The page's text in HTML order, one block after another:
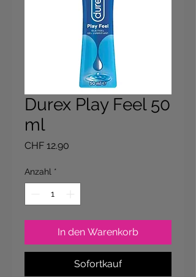
Durex Play Feel 50
ml
CHF 12.90
Anzahl *
In den Warenkorb
Sofortkauf